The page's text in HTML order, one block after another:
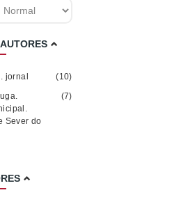
jornal
(10)
Sever do
(7)